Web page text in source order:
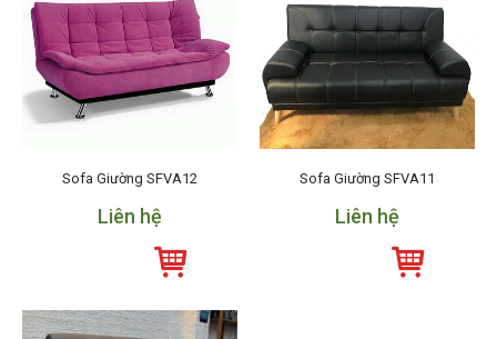
Sofa Giường SFVA12
Liên hệ
Sofa Giường SFVA11
Liên hệ